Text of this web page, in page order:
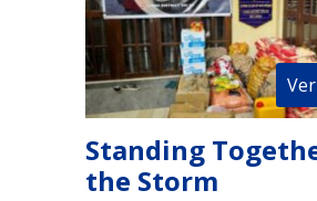
Standing
the Storm